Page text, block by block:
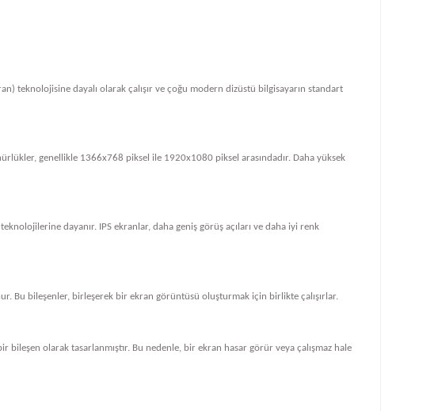
teknolojisine dayalı olarak çalışır ve çoğu modern dizüstü bilgisayarın standart
genellikle 1366x768 piksel ile 1920x1080 piksel arasındadır. Daha yüksek
dayanır. IPS ekranlar, daha geniş görüş açıları ve daha iyi renk
Bu bileşenler, birleşerek bir ekran görüntüsü oluşturmak için birlikte çalışırlar.
olarak tasarlanmıştır. Bu nedenle, bir ekran hasar görür veya çalışmaz hale